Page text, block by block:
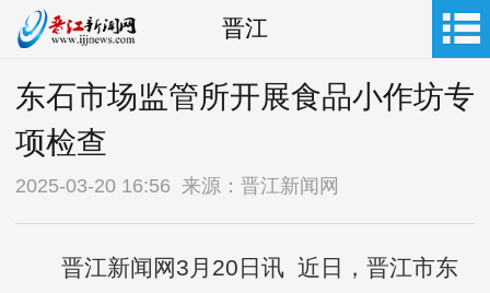
晋江
东石市场监管所开展食品小作坊专
项检查
2025-03-20 16:56 来源：晋江新闻网
晋江新闻网3月20日讯 近日，晋江市东